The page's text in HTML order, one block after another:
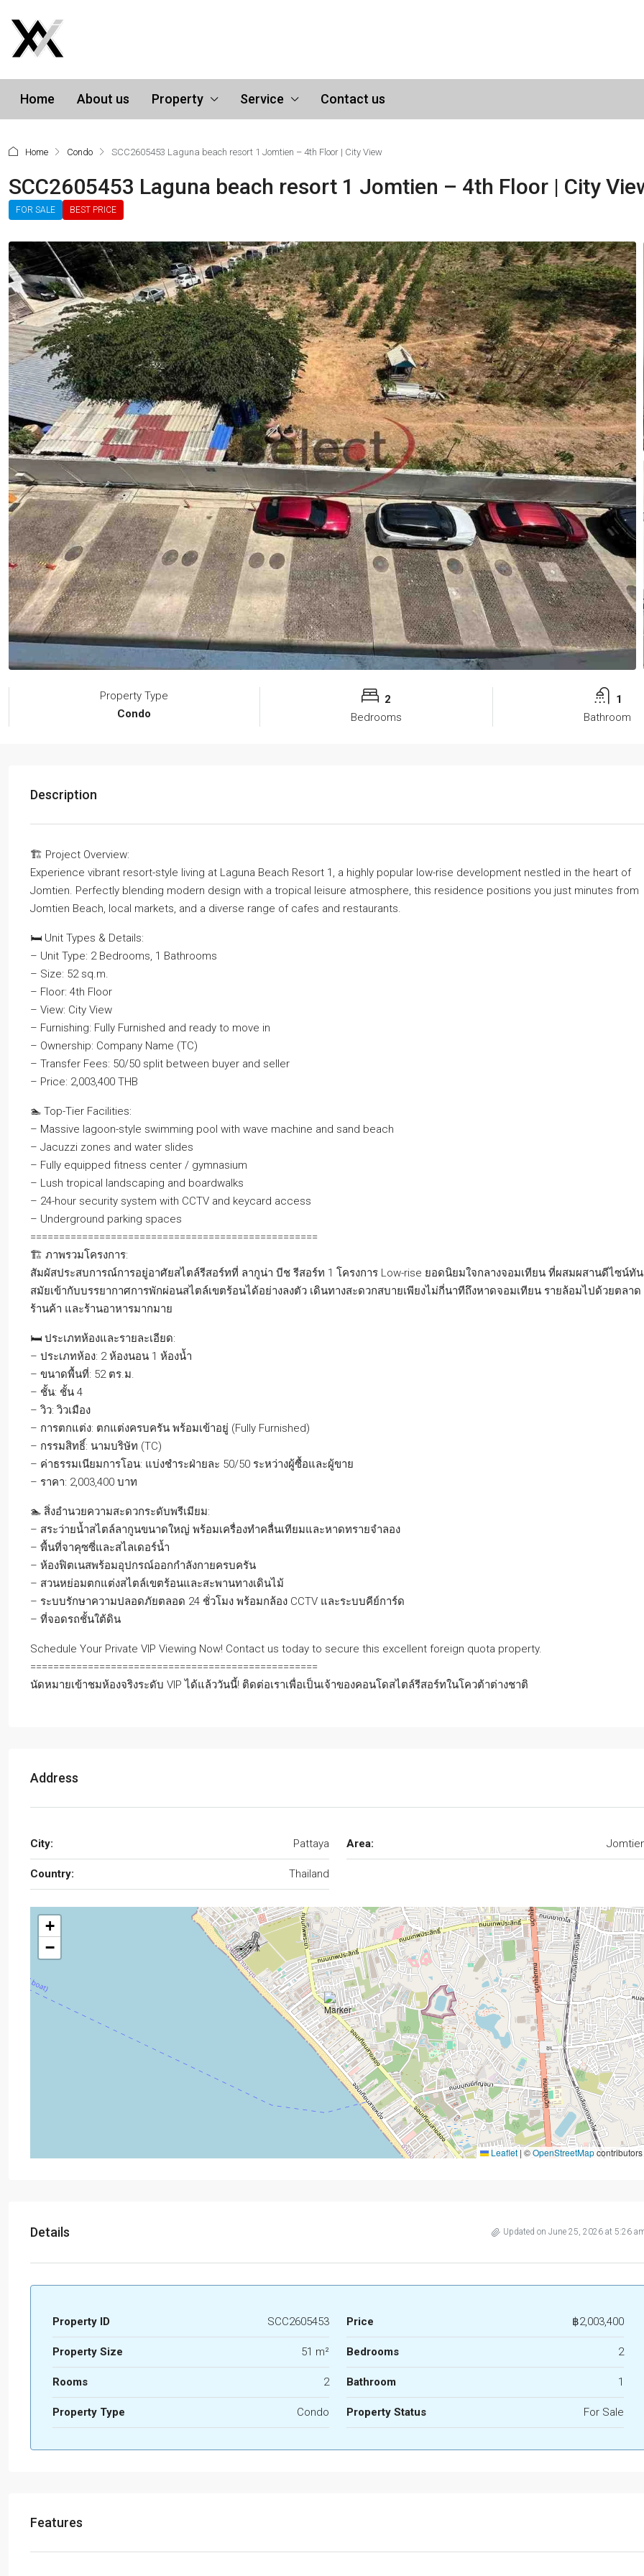
Home About us Property Service Contact us
Home Condo SCC2605453 Laguna beach resort 1 Jomtien – 4th Floor | City View
SCC2605453 Laguna beach resort 1 Jomtien – 4th Floor | City
FOR SALE BEST PRICE
Property Type
Condo
2
Bedrooms
1
Bathroom
Description
🏗️ Project Overview:
Experience vibrant resort-style living at Laguna Beach Resort 1, a highly popular low-rise development nestled in the heart of
Jomtien. Perfectly blending modern design with a tropical leisure atmosphere, this residence positions you just minutes from
Jomtien Beach, local markets, and a diverse range of cafes and restaurants.
🛏️ Unit Types & Details:
– Unit Type: 2 Bedrooms, 1 Bathrooms
– Size: 52 sq.m.
– Floor: 4th Floor
– View: City View
– Furnishing: Fully Furnished and ready to move in
– Ownership: Company Name (TC)
– Transfer Fees: 50/50 split between buyer and seller
– Price: 2,003,400 THB
🏊 Top-Tier Facilities:
– Massive lagoon-style swimming pool with wave machine and sand beach
– Jacuzzi zones and water slides
– Fully equipped fitness center / gymnasium
– Lush tropical landscaping and boardwalks
– 24-hour security system with CCTV and keycard access
– Underground parking spaces
==================================================
🏗️ ภาพรวมโครงการ:
สัมผัสประสบการณ์การอยู่อาศัยสไตล์รีสอร์ทที่ ลากูน่า บีช รีสอร์ท 1 โครงการ Low-rise ยอดนิยมใจกลางจอมเทียน ที่ผสมผสานดีไซน์ทัน
สมัยเข้ากับบรรยากาศการพักผ่อนสไตล์เขตร้อนได้อย่างลงตัว เดินทางสะดวกสบายเพียงไม่กี่นาทีถึงหาดจอมเทียน รายล้อมไปด้วยตลาด
ร้านค้า และร้านอาหารมากมาย
🛏️ ประเภทห้องและรายละเอียด:
– ประเภทห้อง: 2 ห้องนอน 1 ห้องน้ำ
– ขนาดพื้นที่: 52 ตร.ม.
– ชั้น: ชั้น 4
– วิว: วิวเมือง
– การตกแต่ง: ตกแต่งครบครัน พร้อมเข้าอยู่ (Fully Furnished)
– กรรมสิทธิ์: นามบริษัท (TC)
– ค่าธรรมเนียมการโอน: แบ่งชำระฝ่ายละ 50/50 ระหว่างผู้ซื้อและผู้ขาย
– ราคา: 2,003,400 บาท
🏊 สิ่งอำนวยความสะดวกระดับพรีเมียม:
– สระว่ายน้ำสไตล์ลากูนขนาดใหญ่ พร้อมเครื่องทำคลื่นเทียมและหาดทรายจำลอง
– พื้นที่จาคุซซี่และสไลเดอร์น้ำ
– ห้องฟิตเนสพร้อมอุปกรณ์ออกกำลังกายครบครัน
– สวนหย่อมตกแต่งสไตล์เขตร้อนและสะพานทางเดินไม้
– ระบบรักษาความปลอดภัยตลอด 24 ชั่วโมง พร้อมกล้อง CCTV และระบบคีย์การ์ด
– ที่จอดรถชั้นใต้ดิน
Schedule Your Private VIP Viewing Now! Contact us today to secure this excellent foreign quota property.
==================================================
นัดหมายเข้าชมห้องจริงระดับ VIP ได้แล้ววันนี้! ติดต่อเราเพื่อเป็นเจ้าของคอนโดสไตล์รีสอร์ทในโควต้าต่างชาติ
Address
City: Pattaya Area:
Country: Thailand
+
−
Leaflet | ©OpenStreetMapcontributors
Details Updated on June 25, 2026 at 5:26
Property ID SCC2605453 Price ฿2,003,400
Property Size 51 m² Bedrooms 2
Rooms 2 Bathroom 1
Property Type Condo Property Status For Sale
Features